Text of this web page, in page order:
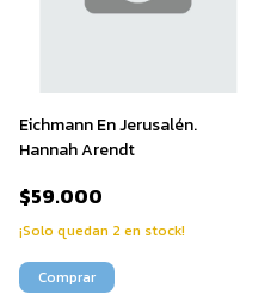
Eichmann En Jerusalén.
Hannah Arendt
$59.000
¡Solo quedan 2 en stock!